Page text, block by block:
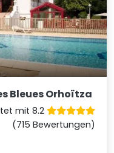
Bleues Orhoïtza
mit 8.2
(715 Bewertungen)